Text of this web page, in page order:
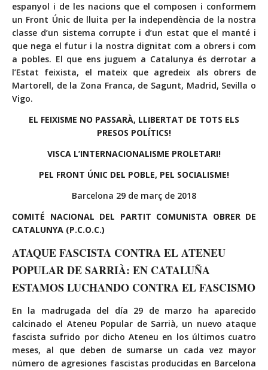
espanyol i de les nacions que el composen i conformem
un Front Únic de lluita per la independència de la nostra
classe d’un sistema corrupte i d’un estat que el manté i
que nega el futur i la nostra dignitat com a obrers i com
a pobles. El que ens juguem a Catalunya és derrotar a
l’Estat feixista, el mateix que agredeix als obrers de
Martorell, de la Zona Franca, de Sagunt, Madrid, Sevilla o
Vigo.
EL FEIXISME NO PASSARÀ, LLIBERTAT DE TOTS ELS
PRESOS POLÍTICS!
VISCA L’INTERNACIONALISME PROLETARI!
PEL FRONT ÚNIC DEL POBLE, PEL SOCIALISME!
Barcelona 29 de març de 2018
COMITÉ NACIONAL DEL PARTIT COMUNISTA OBRER DE
CATALUNYA (P.C.O.C.)
ATAQUE FASCISTA CONTRA EL ATENEU
POPULAR DE SARRIÀ: EN CATALUÑA
ESTAMOS LUCHANDO CONTRA EL FASCISMO
En la madrugada del día 29 de marzo ha aparecido
calcinado el Ateneu Popular de Sarrià, un nuevo ataque
fascista sufrido por dicho Ateneu en los últimos cuatro
meses, al que deben de sumarse un cada vez mayor
número de agresiones fascistas producidas en Barcelona